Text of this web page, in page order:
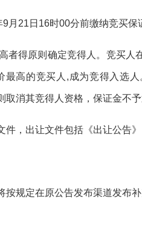
9月 21 日 16时00分前缴纳竞买保
者得原则确定竞得人。竞买人
高的竞买人,成为竞得入选
消其竞得人资格，保证金不予
件， 出让文件包括《出让公告
按规定在原公告发布渠道发布